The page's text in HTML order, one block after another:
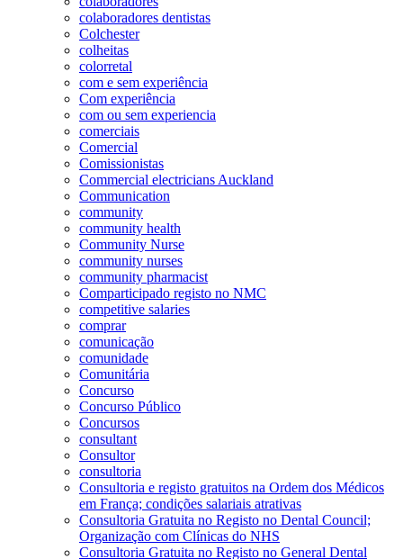
colaboradores dentistas
Colchester
colheitas
colorretal
com e sem experiência
Com experiência
com ou sem experiencia
comerciais
Comercial
Comissionistas
Commercial electricians Auckland
Communication
community
community health
Community Nurse
community nurses
community pharmacist
Comparticipado registo no NMC
competitive salaries
comprar
comunicação
comunidade
Comunitária
Concurso
Concurso Público
Concursos
consultant
Consultor
consultoria
Consultoria e registo gratuitos na Ordem dos Médicos
em França; condições salariais atrativas
Consultoria Gratuita no Registo no Dental Council;
Organização com Clínicas do NHS
Consultoria Gratuita no Registo no General Dental